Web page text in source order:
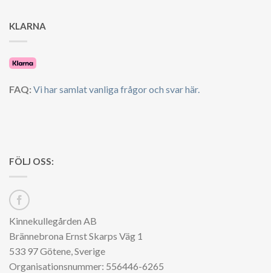
KLARNA
FAQ:Vi har samlat vanliga frågor och svar här.
FÖLJ OSS:
Kinnekullegården AB
Brännebrona Ernst Skarps Väg 1
533 97 Götene, Sverige
Organisationsnummer: 556446-6265